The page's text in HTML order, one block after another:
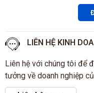
LIÊN HỆ KINH
Liên hệ với chúng tôi để
tưởng về doanh nghiệp